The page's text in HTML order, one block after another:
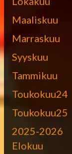
Maaliskuu
Marraskuu
Syyskuu
Tammikuu
Toukokuu24
Toukokuu25
2025-2026
Elokuu